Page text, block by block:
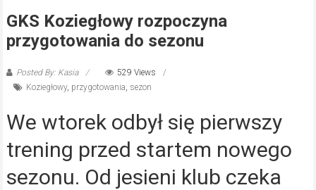
GKS Koziegłowy rozpoczyna
przygotowania do sezonu
Posted By: Kasia
529 Views
Koziegłowy, przygotowania, sezon
We wtorek odbył się pierwszy
trening przed startem nowego
sezonu. Od jesieni klub czeka